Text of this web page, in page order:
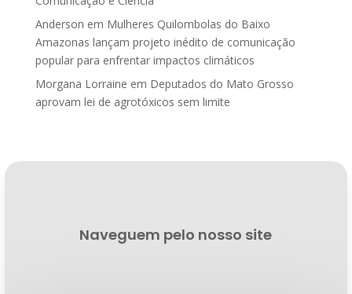
Anderson em Mulheres Quilombolas do Baixo
Amazonas lançam projeto inédito de comunicação
popular para enfrentar impactos climáticos
Morgana Lorraine em Deputados do Mato Grosso
aprovam lei de agrotóxicos sem limite
Naveguem pelo nosso site